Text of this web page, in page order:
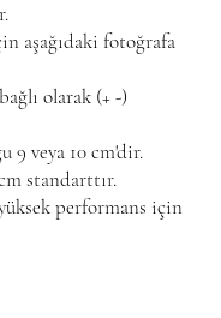
aşağıdaki fotoğrafa
olarak (+ -)
9 veya 10 cm'dir.
standarttır.
performans için